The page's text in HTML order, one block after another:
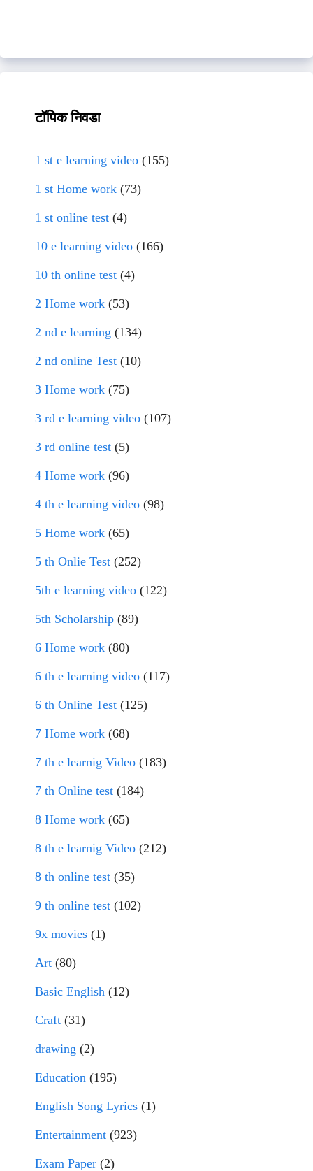
टॉपिक निवडा
1 st e learning video (155)
1 st Home work (73)
1 st online test (4)
10 e learning video (166)
10 th online test (4)
2 Home work (53)
2 nd e learning (134)
2 nd online Test (10)
3 Home work (75)
3 rd e learning video (107)
3 rd online test (5)
4 Home work (96)
4 th e learning video (98)
5 Home work (65)
5 th Onlie Test (252)
5th e learning video (122)
5th Scholarship (89)
6 Home work (80)
6 th e learning video (117)
6 th Online Test (125)
7 Home work (68)
7 th e learnig Video (183)
7 th Online test (184)
8 Home work (65)
8 th e learnig Video (212)
8 th online test (35)
9 th online test (102)
9x movies (1)
Art (80)
Basic English (12)
Craft (31)
drawing (2)
Education (195)
English Song Lyrics (1)
Entertainment (923)
Exam Paper (2)